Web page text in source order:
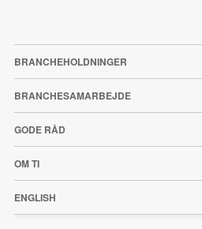
BRANCHEHOLDNINGER
BRANCHESAMARBEJDE
GODE RÅD
OM TI
ENGLISH